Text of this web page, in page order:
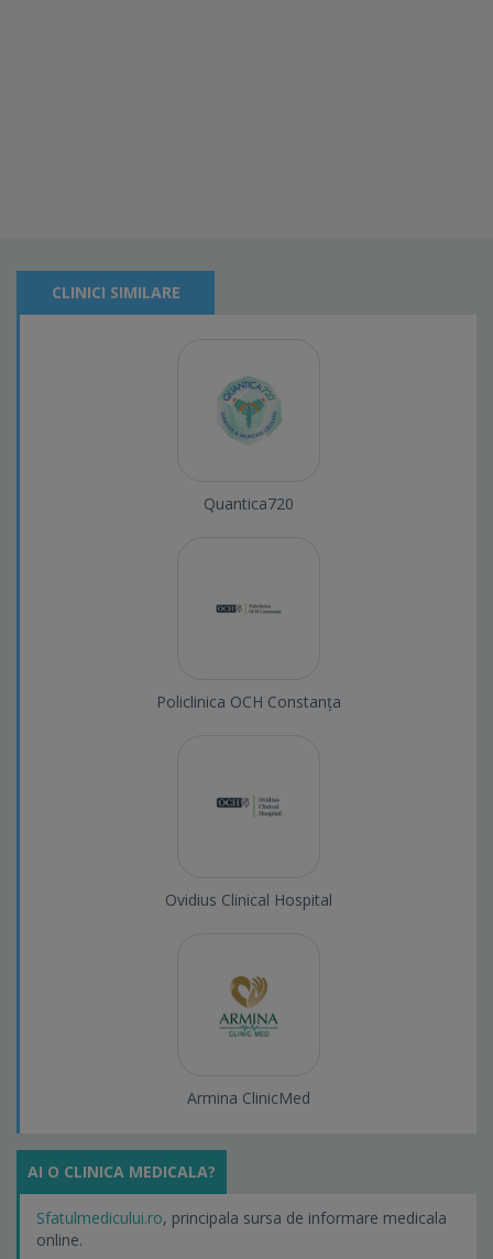
CLINICI SIMILARE
Quantica720
Policlinica OCH Constanța
Ovidius Clinical Hospital
Armina ClinicMed
AI O CLINICA MEDICALA?
Sfatulmedicului.ro, principala sursa de informare medicala
online.